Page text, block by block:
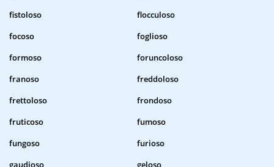
fistoloso
flocculoso
focoso
foglioso
formoso
foruncoloso
franoso
freddoloso
frettoloso
frondoso
fruticoso
fumoso
fungoso
furioso
gaudioso
geloso